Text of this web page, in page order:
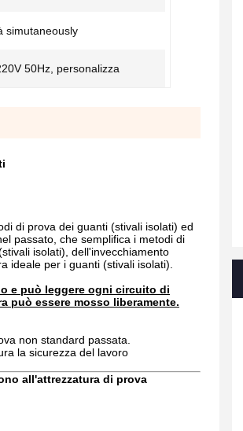
simutaneously
50Hz, personalizza
di prova dei guanti (stivali isolati) ed
passato, che semplifica i metodi di
isolati), dell'invecchiamento
ideale per i guanti (stivali isolati).
e può leggere ogni circuito di
può essere mosso liberamente.
non standard passata.
la sicurezza del lavoro
all'attrezzatura di prova